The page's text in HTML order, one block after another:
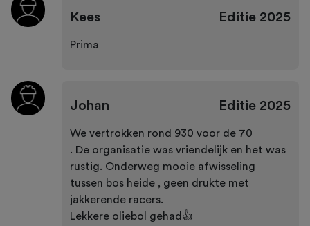
Kees Editie2025
Prima
Johan Editie2025
We vertrokken rond 930 voor de 70
. De organisatie was vriendelijk en het was
rustig. Onderweg mooie afwisseling
tussen bos heide , geen drukte met
jakkerende racers.
Lekkere oliebol gehad👍